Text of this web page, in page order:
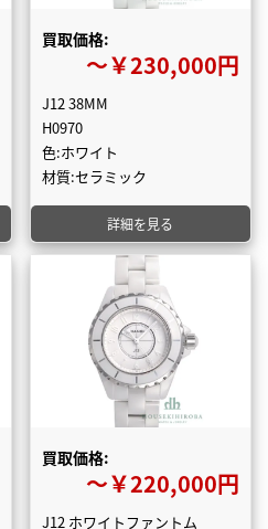
買取価格:
〜￥230,000円
J12 38MM
H0970
色:ホワイト
材質:セラミック
詳細を見る
買取価格:
〜￥220,000円
J12 ホワイトファントム